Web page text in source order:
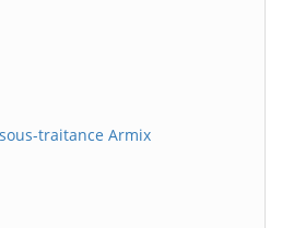
traitance Armix